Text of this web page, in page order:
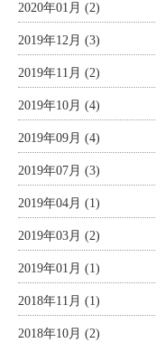
2020年01月 (2)
2019年12月 (3)
2019年11月 (2)
2019年10月 (4)
2019年09月 (4)
2019年07月 (3)
2019年04月 (1)
2019年03月 (2)
2019年01月 (1)
2018年11月 (1)
2018年10月 (2)